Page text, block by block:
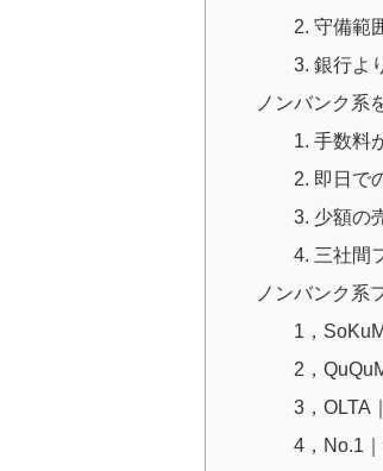
2. 守備範
3. 銀行よ
ノンバンク系
1. 手数料
2. 即日で
3. 少額の
4. 三社間
ノンバンク系
1，
2，
3，OLTA
4，No.1